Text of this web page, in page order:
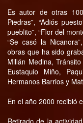
Es autor de otras
Piedras”, “Adiós
pueblito”, “Flor del
“Se casó la
obras que ha sido
Millán Medina,
Eustaquio Miño,
Hermanos Barrios y
En el año 2000 recibió
Retirado de la